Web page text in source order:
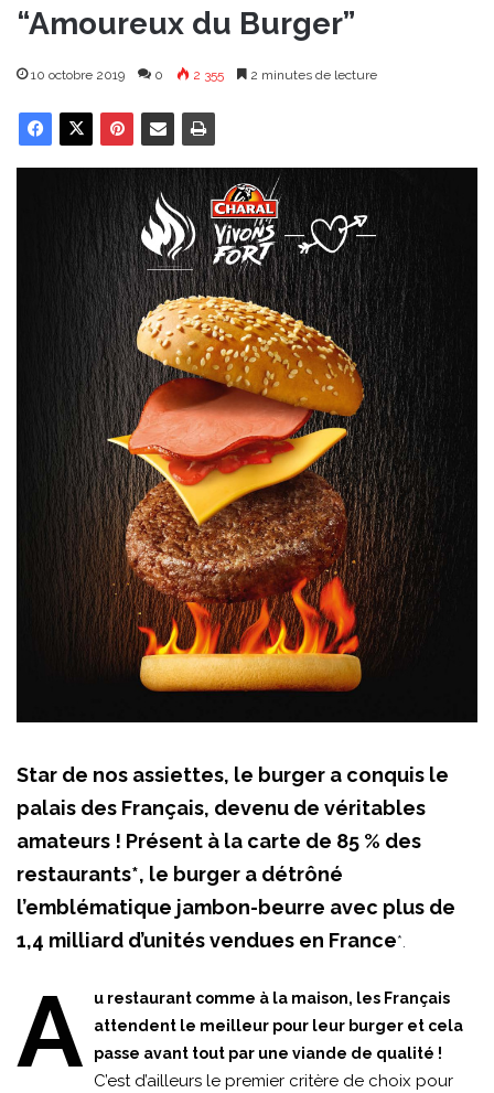
“Amoureux du Burger”
10 octobre 2019 0 2 355 2 minutes de lecture
Star de nos assiettes, le burger a conquis le
palais des Français, devenu de véritables
amateurs ! Présent à la carte de 85 % des
restaurants*, le burger a détrôné
l’emblématique jambon-beurre avec plus de
1,4 milliard d’unités vendues en France*.
A
u restaurant comme à la maison, les Français
attendent le meilleur pour leur burger et cela
passe avant tout par une viande de qualité !
C’est d’ailleurs le premier critère de choix pour